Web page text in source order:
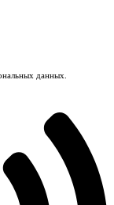
данных.